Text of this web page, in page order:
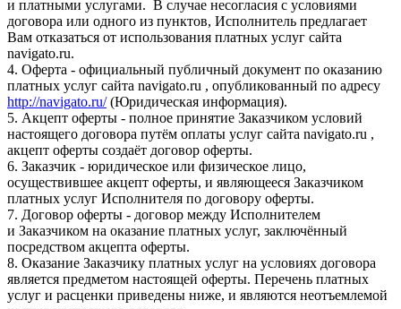
и платными услугами. В случае несогласия с условиями
договора или одного из пунктов, Исполнитель предлагает
Вам отказаться от использования платных услуг сайта
navigato.ru.
4. Оферта - официальный публичный документ по оказанию
платных услуг сайта navigato.ru , опубликованный по адресу
http://navigato.ru/(Юридическая информация).
5. Акцепт оферты - полное принятие Заказчиком условий
настоящего договора путём оплаты услуг сайта navigato.ru ,
акцепт оферты создаёт договор оферты.
6. Заказчик - юридическое или физическое лицо,
осуществившее акцепт оферты, и являющееся Заказчиком
платных услуг Исполнителя по договору оферты.
7. Договор оферты - договор между Исполнителем
и Заказчиком на оказание платных услуг, заключённый
посредством акцепта оферты.
8. Оказание Заказчику платных услуг на условиях договора
является предметом настоящей оферты. Перечень платных
услуг и расценки приведены ниже, и являются неотъемлемой